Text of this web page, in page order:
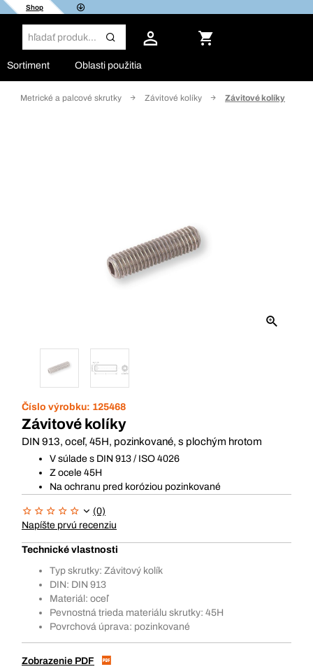
Shop
Sortiment Oblasti použitia
Metrické a palcové skrutky Závitové kolíky Závitové kolíky
Číslo výrobku: 125468
Závitové kolíky
DIN 913, oceľ, 45H, pozinkované, s plochým hrotom
V súlade s DIN 913 / ISO 4026
Z ocele 45H
Na ochranu pred koróziou pozinkované
(0)
Napíšte prvú recenziu
Technické vlastnosti
Typ skrutky: Závitový kolík
DIN: DIN 913
Materiál: oceľ
Pevnostná trieda materiálu skrutky: 45H
Povrchová úprava: pozinkované
Zobrazenie PDF